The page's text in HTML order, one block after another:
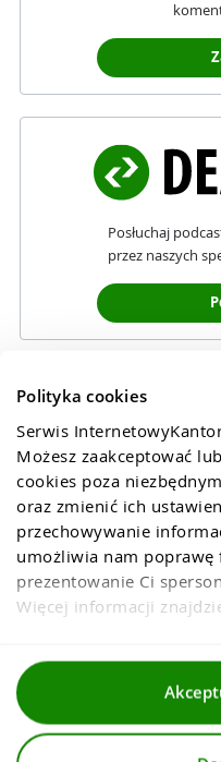
Polityka cookies
Serwis
Możesz zaakceptować
cookies poza
oraz zmienić ich
przechowywanie
umożliwia nam
prezentowanie Ci
Więcej informacji
Posłuchaj
przez naszych